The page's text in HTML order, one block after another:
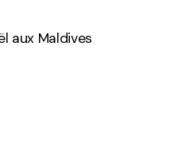
aux Maldives